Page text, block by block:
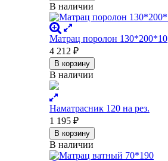
В наличии
Матрац поролон 130*200*10
4 212 ₽
В корзину
В наличии
Наматрасник 120 на рез.
1 195 ₽
В корзину
В наличии